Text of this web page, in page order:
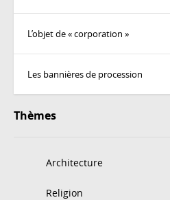
L’objet de « corporation »
Les bannières de procession
Thèmes
Architecture
Religion